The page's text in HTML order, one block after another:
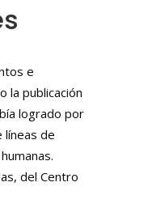
e
la publicación
logrado por
líneas de
del Centro